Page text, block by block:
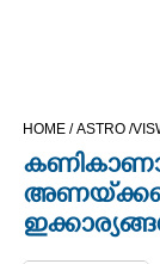
OPINION
HOME /ASTRO /